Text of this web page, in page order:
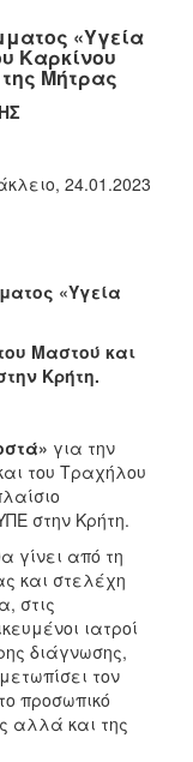
«Υγεία
Καρκίνου
Μήτρας
24.01.2023
«Υγεία
Μαστού και
Κρήτη.
για την
του Τραχήλου
στην Κρήτη.
γίνει από τη
και στελέχη
στις
ιατροί
διάγνωσης,
τον
προσωπικό
αλλά και της